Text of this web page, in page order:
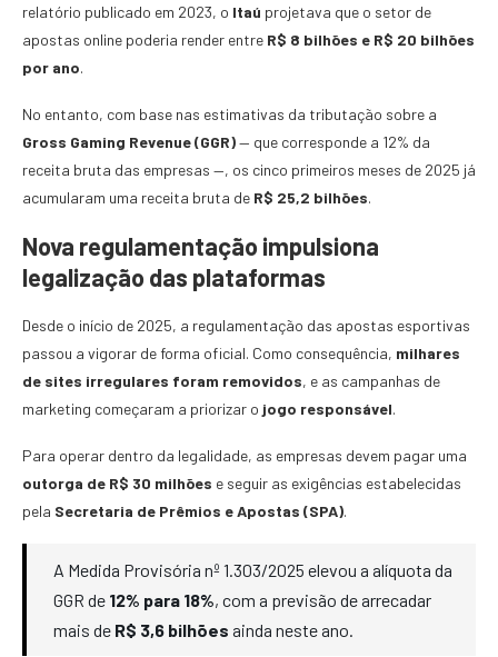
relatório publicado em 2023, o Itaú projetava que o setor de
apostas online poderia render entre R$ 8 bilhões e R$ 20 bilhões
por ano.
No entanto, com base nas estimativas da tributação sobre a
Gross Gaming Revenue (GGR)— que corresponde a 12% da
receita bruta das empresas —, os cinco primeiros meses de 2025 já
acumularam uma receita bruta de R$ 25,2 bilhões.
Nova regulamentação impulsiona
legalização das plataformas
Desde o início de 2025, a regulamentação das apostas esportivas
passou a vigorar de forma oficial. Como consequência, milhares
de sites irregulares foram removidos, e as campanhas de
marketing começaram a priorizar o jogo responsável.
Para operar dentro da legalidade, as empresas devem pagar uma
outorga de R$ 30 milhões e seguir as exigências estabelecidas
pela Secretaria de Prêmios e Apostas (SPA).
A Medida Provisória nº 1.303/2025 elevou a alíquota da
GGR de 12% para 18%, com a previsão de arrecadar
mais de R$ 3,6 bilhões ainda neste ano.